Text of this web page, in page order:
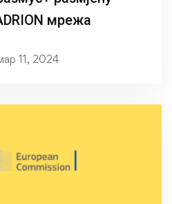
мрежа
11, 2024